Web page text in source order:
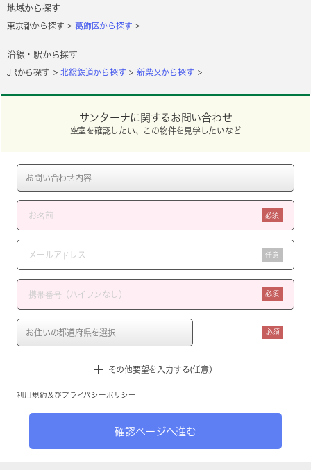
地域から探す
東京都から探す 葛飾区から探す
沿線・駅から探す
JRから探す 北総鉄道から探す 新柴又から探す
サンターナに関するお問い合わせ
空室を確認したい、この物件を見学したいなど
必須
任意
必須
必須
その他要望を入力する(任意）
利用規約 及び プライバシーポリシー
確認ページへ進む